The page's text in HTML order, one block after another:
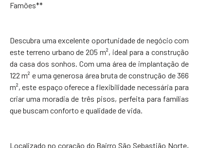
Famões**
Descubra uma excelente oportunidade de negócio com
este terreno urbano de 205 m², ideal para a construção
da casa dos sonhos. Com uma área de implantação de
122 m² e uma generosa área bruta de construção de 366
m², este espaço oferece a flexibilidade necessária para
criar uma moradia de três pisos, perfeita para famílias
que buscam conforto e qualidade de vida.
Localizado no coração do Bairro São Sebastião Norte,